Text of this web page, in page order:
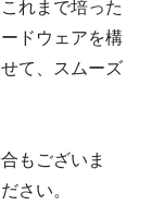
れまで培った
ドウェアを構
て、スムーズ
もございま
さい。